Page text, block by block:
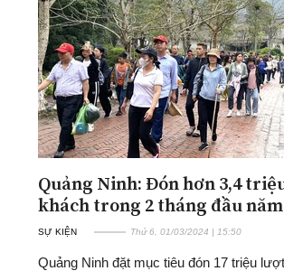
ĐA CHIỀU
Quan điểm
Xi nhan Trái Phải
Bạn đọc viết
Quảng Ninh: Đón hơn 3,4
khách trong 2 tháng đầu năm
SỰ KIỆN Thứ 6, 01/03/2024 | 15:50
Quảng Ninh đặt mục tiêu đón 17 triệu